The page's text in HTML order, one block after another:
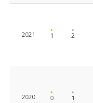
2021 1 2
2020 0 1